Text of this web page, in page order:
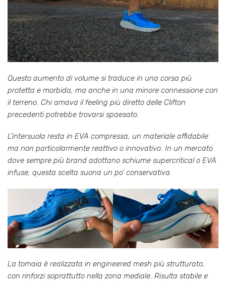
Questo aumento di volume si traduce in una corsa più
protetta e morbida, ma anche in una minore connessione con
il terreno. Chi amava il feeling più diretto delle Clifton
precedenti potrebbe trovarsi spaesato.
L’intersuola resta in EVA compressa, un materiale affidabile
ma non particolarmente reattivo o innovativo. In un mercato
dove sempre più brand adottano schiume supercritical o EVA
infuse, questa scelta suona un po’ conservativa.
La tomaia è realizzata in engineered mesh più strutturato,
con rinforzi soprattutto nella zona mediale. Risulta stabile e